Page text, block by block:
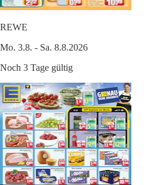
REWE
Mo. 3.8. - Sa. 8.8.2026
Noch 3 Tage gültig